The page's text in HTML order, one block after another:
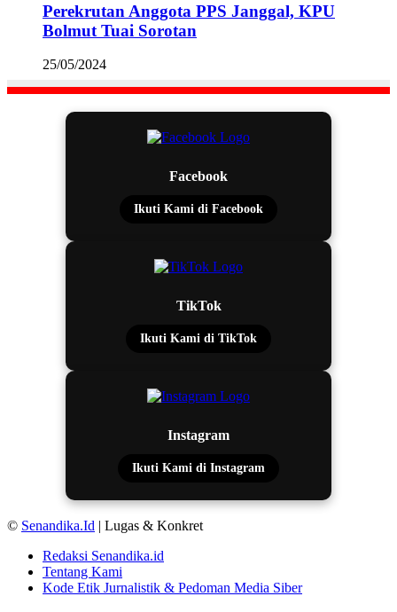
Perekrutan Anggota PPS Janggal, KPU
Bolmut Tuai Sorotan
25/05/2024
Facebook
Ikuti Kami di Facebook
TikTok
Ikuti Kami di TikTok
Instagram
Ikuti Kami di Instagram
© Senandika.Id | Lugas & Konkret
Redaksi Senandika.id
Tentang Kami
Kode Etik Jurnalistik & Pedoman Media Siber